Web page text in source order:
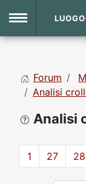
Home
DVD Shop
Sito
Forum
Analisi
Analisi
1 27 28